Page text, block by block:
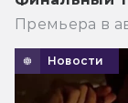
Премьера в
Новости